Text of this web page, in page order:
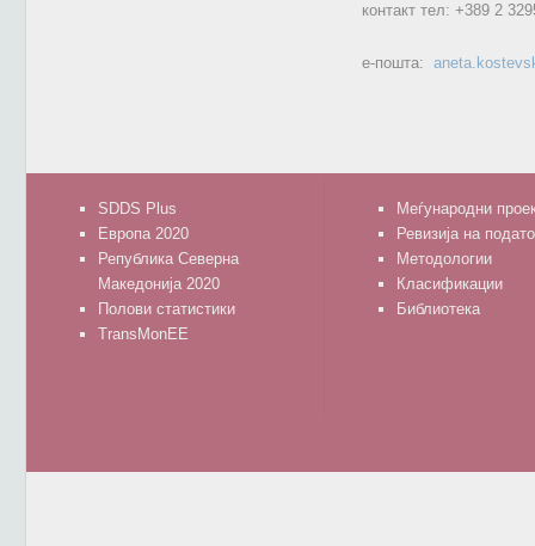
контакт тел: +389 2
е-пошта:
SDDS Plus
Европа 2020
Република Северна
Македонија 2020
Полови статистики
TransMonEE
Меѓународни
Ревизија на
Методологии
Класификации
Библиотека